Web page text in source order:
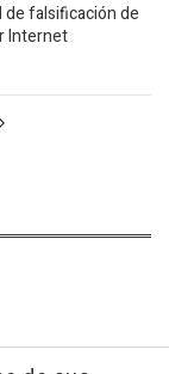
de falsificación de
Internet